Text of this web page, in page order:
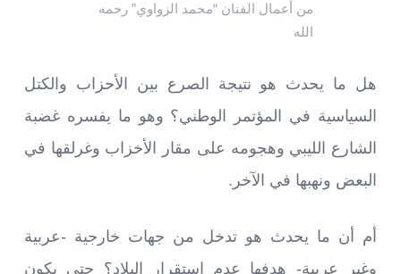
من أعمال الفنان “محمد الزواوي” رحمه
الله
هل ما يحدث هو نتيجة الصرع بين الأحزاب والكتل
السياسية في المؤتمر الوطني؟ وهو ما يفسره غضبة
الشارع الليبي وهجومه على مقار الأخزاب وغرلقها في
البعض ونهبها في الآخر.
أم أن ما يحدث هو تدخل من جهات خارجية -عربية
وغير عربية- هدفها عدم استقرار البلاد؟ حتى يكون